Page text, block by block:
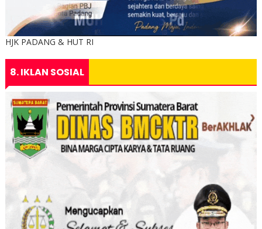
HJK PADANG & HUT RI
8. IKLAN SOSIAL